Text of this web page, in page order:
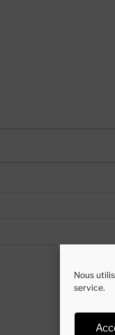
Nous
service.